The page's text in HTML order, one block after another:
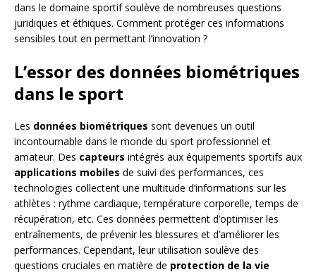
dans le domaine sportif soulève de nombreuses questions
juridiques et éthiques. Comment protéger ces informations
sensibles tout en permettant l’innovation ?
L’essor des données biométriques
dans le sport
Les données biométriques sont devenues un outil
incontournable dans le monde du sport professionnel et
amateur. Des capteurs intégrés aux équipements sportifs aux
applications mobiles de suivi des performances, ces
technologies collectent une multitude d’informations sur les
athlètes : rythme cardiaque, température corporelle, temps de
récupération, etc. Ces données permettent d’optimiser les
entraînements, de prévenir les blessures et d’améliorer les
performances. Cependant, leur utilisation soulève des
questions cruciales en matière de protection de la vie